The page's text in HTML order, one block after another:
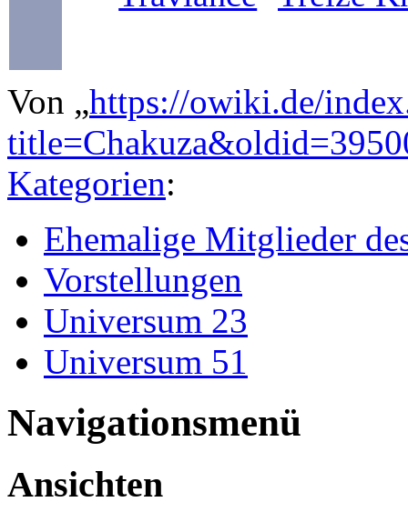
Von „https://owiki.de/
Kategorien:
Ehemalige Mitglieder
Vorstellungen
Universum 23
Universum 51
Navigationsmenü
Ansichten